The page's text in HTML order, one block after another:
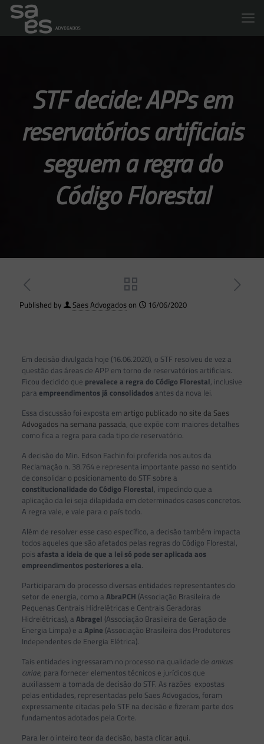
STF decide: APPs em
reservatórios artificiais
seguem a regra do
Código Florestal
Published by Saes Advogadoson 16/06/2020
Em decisão divulgada hoje (16.06.2020), o STF resolveu de vez a
questão das áreas de APP em torno de reservatórios artificiais.
Ficou decidido que prevalece a regra do Código Florestal, inclusive
para empreendimentos já consolidadosantes da nova lei.
Essa discussão foi exposta em artigo publicado no site da Saes
Advogados na semana passada, que expõe com maiores detalhes
como fica a regra para cada tipo de reservatório.
A decisão do Min. Edson Fachin foi proferida nos autos da
Reclamação n. 38.764 e representa importante passo no sentido
de consolidar o posicionamento do STF sobre a
constitucionalidade do Código Florestal, impedindo que a
aplicação da lei seja dilapidada em determinados casos concretos.
A regra vale, e vale para o país todo.
Além de resolver esse caso específico, a decisão também impacta
todos aqueles que são afetados pelas regras do Código Florestal,
pois afasta a ideia de que a lei só pode ser aplicada aos
empreendimentos posteriores a ela.
Participaram do processo diversas entidades representantes do
setor de energia, como a AbraPCH (Associação Brasileira de
Pequenas Centrais Hidrelétricas e Centrais Geradoras
Hidrelétricas), a Abragel (Associação Brasileira de Geração de
Energia Limpa) e a Apine (Associação Brasileira dos Produtores
Independentes de Energia Elétrica).
Tais entidades ingressaram no processo na qualidade de amicus
curiae, para fornecer elementos técnicos e jurídicos que
auxiliassem a tomada de decisão do STF. As razões expostas
pelas entidades, representadas pelo Saes Advogados, foram
expressamente citadas pelo STF na decisão e fizeram parte dos
fundamentos adotados pela Corte.
Para ler o inteiro teor da decisão, basta clicar aqui.